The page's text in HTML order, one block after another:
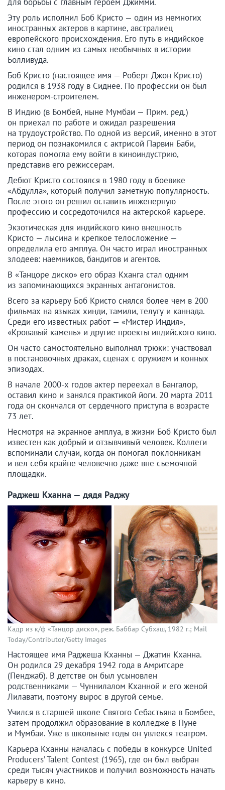
Эту роль исполнил Боб Кристо — один из немногих
иностранных актеров в картине, австралиец
европейского происхождения. Его путь в индийское
кино стал одним из самых необычных в истории
Болливуда.
Боб Кристо (настоящее имя — Роберт Джон Кристо)
родился в 1938 году в Сиднее. По профессии он был
инженером-строителем.
В Индию (в Бомбей, ныне Мумбаи — Прим. ред.)
он приехал по работе и ожидал разрешения
на трудоустройство. По одной из версий, именно в этот
период он познакомился с актрисой Парвин Баби,
которая помогла ему войти в киноиндустрию,
представив его режиссерам.
Дебют Кристо состоялся в 1980 году в боевике
«Абдулла», который получил заметную популярность.
После этого он решил оставить инженерную
профессию и сосредоточился на актерской карьере.
Экзотическая для индийского кино внешность
Кристо — лысина и крепкое телосложение —
определила его амплуа. Он часто играл иностранных
злодеев: наемников, бандитов и агентов.
В «Танцоре диско» его образ Кханга стал одним
из запоминающихся экранных антагонистов.
Всего за карьеру Боб Кристо снялся более чем в 200
фильмах на языках хинди, тамили, телугу и каннада.
Среди его известных работ — «Мистер Индия»,
«Кровавый камень» и другие проекты индийского кино.
Он часто самостоятельно выполнял трюки: участвовал
в постановочных драках, сценах с оружием и конных
эпизодах.
В начале 2000-х годов актер переехал в Бангалор,
оставил кино и занялся практикой йоги. 20 марта 2011
года он скончался от сердечного приступа в возрасте
73 лет.
Несмотря на экранное амплуа, в жизни Боб Кристо был
известен как добрый и отзывчивый человек. Коллеги
вспоминали случаи, когда он помогал поклонникам
и вел себя крайне человечно даже вне съемочной
площадки.
Раджеш Кханна — дядя Раджу
Кадр из к/ф «Танцор диско», реж. Баббар Субхаш, 1982 г.; Mail
Today/Contributor/Getty Images
Настоящее имя Раджеша Кханны — Джатин Кханна.
Он родился 29 декабря 1942 года в Амритсаре
(Пенджаб). В детстве он был усыновлен
родственниками — Чуннилалом Кханной и его женой
Лилавати, поэтому вырос в другой семье.
Учился в старшей школе Святого Себастьяна в Бомбее,
затем продолжил образование в колледже в Пуне
и Мумбаи. Уже в школьные годы он увлекся театром.
Карьера Кханны началась с победы в конкурсе United
Producers’ Talent Contest (1965), где он был выбран
среди тысяч участников и получил возможность начать
карьеру в кино.